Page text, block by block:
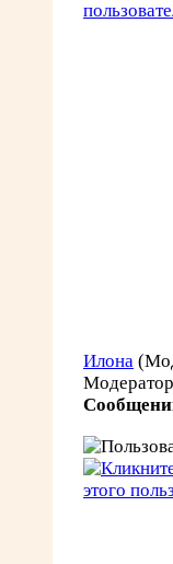
Илона
Модератор